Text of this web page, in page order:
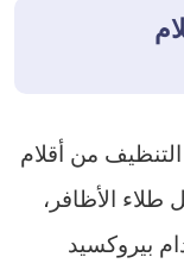
من أقلام
الأظافر،
بيروكسيد